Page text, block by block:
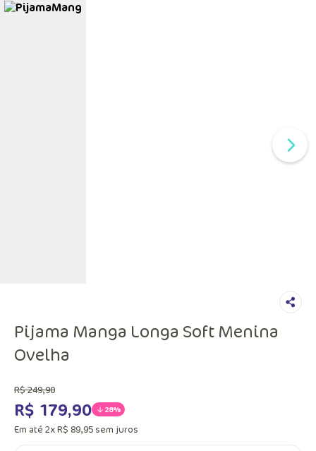
Pijama Manga Longa Soft Menina
Ovelha
R$249,90
R$ 179,90 28%
Em até 2xR$ 89,95 sem juros